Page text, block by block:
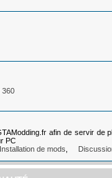
360
afin de servir de
PC
Installation de mods